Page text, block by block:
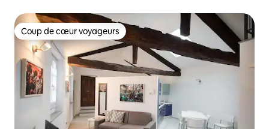
Coup de cœur voyageurs
Coup de cœur voyageurs